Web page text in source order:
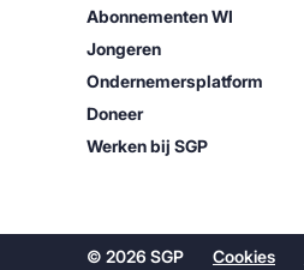
Abonnementen WI
Jongeren
Ondernemers­platform
Doneer
Werken bij SGP
© 2026 SGP Cookies